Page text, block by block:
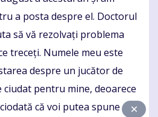
a posta despre el. Doctorul
să vă rezolvați problema
treceți. Numele meu este
despre un jucător de
pentru mine, deoarece
că voi putea spune că